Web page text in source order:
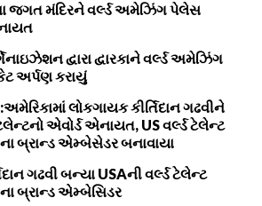
જગત મંદિરને વર્લ્ડ અમેઝિંગ પેલેસ
દ્વારા દ્વારકાને વર્લ્ડ અમેઝિંગ
અર્પણ કરાયું
લોકગાયક કીર્તિદાન ગઢવીને
એવોર્ડ એનાયત, US વર્લ્ડ ટેલેન્ટ
બ્રાન્ડ એમ્બેસેડર બનાવાયા
ગઢવી બન્યા USAની વર્લ્ડ ટેલેન્ટ
બ્રાન્ડ એમ્બેસિડર